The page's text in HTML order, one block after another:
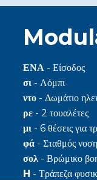
ΕΝΑ - Είσοδος
σι - Λόμπι
ντο - Δωμάτιο
ρε - 2 τουαλέτες
μι - 6 θέσεις για
φά - Σταθμός
σολ - Βρώμικο
H - Τράπεζα